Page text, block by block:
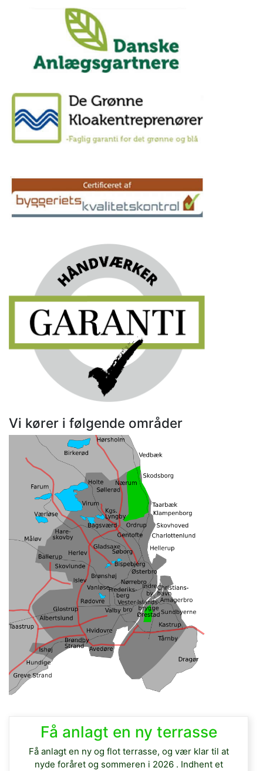
Vi kører i følgende områder
Få anlagt en ny terrasse
Få anlagt en ny og flot terrasse, og vær klar til at
nyde foråret og sommeren i 2026 . Indhent et